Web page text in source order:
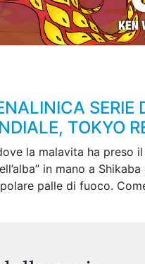
TOKYO
la malavita ha preso
in mano a
palle di fuoco.